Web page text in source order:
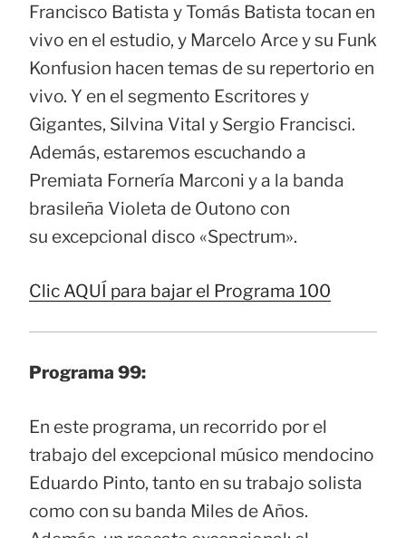
Francisco Batista y Tomás Batista tocan en
vivo en el estudio, y Marcelo Arce y su Funk
Konfusion hacen temas de su repertorio en
vivo. Y en el segmento Escritores y
Gigantes, Silvina Vital y Sergio Francisci.
Además, estaremos escuchando a
Premiata Fornería Marconi y a la banda
brasileña Violeta de Outono con
su excepcional disco «Spectrum».
Clic AQUÍ para bajar el Programa 100
Programa 99:
En este programa, un recorrido por el
trabajo del excepcional músico mendocino
Eduardo Pinto, tanto en su trabajo solista
como con su banda Miles de Años.